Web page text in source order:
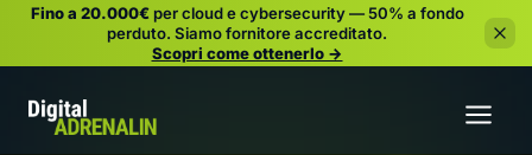
Fino a 20.000€per cloud e cybersecurity — 50% a fondo
perduto. Siamo fornitore accreditato.
Scopri come ottenerlo →